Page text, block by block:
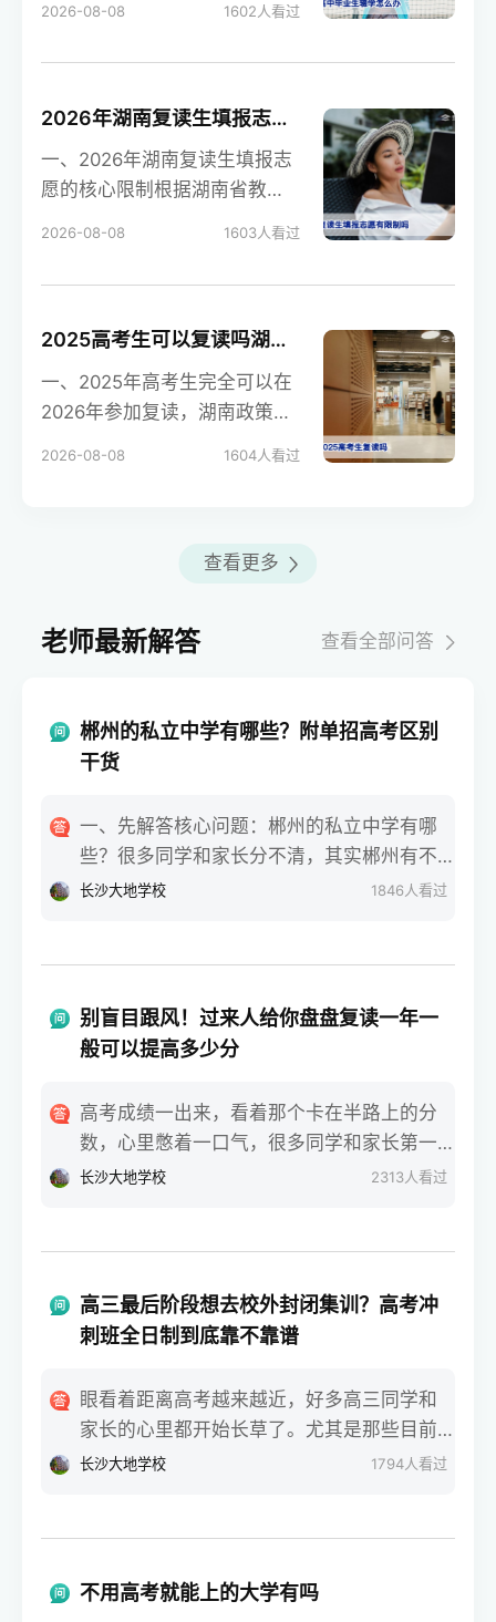
2026-08-08 1602 人看过
2026年湖南复读生填报志愿限制与应届生区别全解析
一、2026年湖南复读生填报志
愿的核心限制根据湖南省教育
2026-08-08 1603人看过
2025高考生可以复读吗湖南复读政策与决策指南
一、2025年高考生完全可以在
2026年参加复读，湖南政策允
2026-08-08 1604人看过
查看更多
老师最新解答 查看全部问答
郴州的私立中学有哪些？附单招高考区别
干货
一、先解答核心问题：郴州的私立中学有哪
些？很多同学和家长分不清，其实郴州有不
少正规私立中学，比如郴州明星学校、郴州
中学有哪些，核心还是想选适合的学校，搭
配对的升学方式。二、单招和高考，考试难
度差太多高考是全国统一考试，每年6月7、8
拼的是硬实力。单招是各省单独组织，每年
3-4月考试，比高考早两三个月，考基础文化
课+专业技能，难度低不少。郴州的私立中学
能报本省的专科院校，不能报本科，这点一
定要记牢。比如郴州的同学，哪怕在郴州明
能选湖南省内专科。高考就灵活多了，全国
的本科、专科都能报，只要分数够，想去哪
所学校都可以。四、录取后待遇无差别，适
可的，没区别。唯一不同的是，单招录取后
录，多一次机会。基础薄弱、预估考不上本
长沙大地学校 1846人看过
别盲目跟风！过来人给你盘盘复读一年一
般可以提高多少分
高考成绩一出来，看着那个卡在半路上的分
数，心里憋着一口气，很多同学和家长第一
反应就是：回去再拼一年。可下了决心之
有多高？对于没有经验的零基础小白家庭来
说，大家听到太多的神话，比如谁谁谁复读
一年逆袭了一百多分，也有人吓唬你说回去
复读一年一般可以提高多少分？今天咱就摘
掉所有机构的夸大宣传，用最接地气的大白
话，把不同基础的同学重来一年的真实提分
看，原本分数在专科线上、或者距离本科线
长沙大地学校 2313人看过
高三最后阶段想去校外封闭集训？高考冲
刺班全日制到底靠不靠谱
眼看着距离高考越来越近，好多高三同学和
家长的心里都开始长草了。尤其是那些目前
分数卡在本科线边缘，或者偏科特别严重的
原学校熬着了，找个校外的机构冲一把。对
于零基础的小白家庭来说，一听到这些花里
长沙大地学校 1794人看过
不用高考就能上的大学有吗